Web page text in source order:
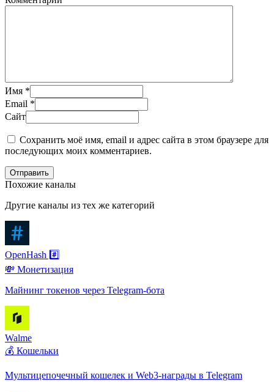
Имя *
Email *
Сайт
Сохранить моё имя, email и адрес сайта в этом браузере для
последующих моих комментариев.
Отправить
Похожие каналы
Другие каналы из тех же категорий
OpenHash #️⃣
💸 Монетизация
Майнинг токенов через Telegram-бота
Walme
💰 Кошельки
Мультицепочечный кошелек и Web3-награды в Telegram